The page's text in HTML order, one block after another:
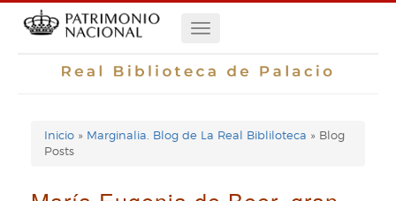
Navegación
principal
Enlaces
Inicio Marginalia. Blog de La Real Bibliloteca
Blog
Posts